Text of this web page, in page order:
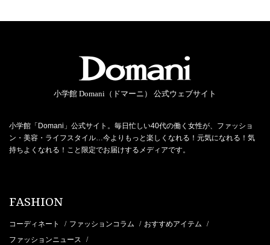
小学館 Domani（ドマーニ） 公式ウェブサイト
小学館「Domani」公式サイト。毎日忙しい40代の働く女性が、ファッショ
ン・美容・ライフスタイル…今よりもっと楽しくなれる！元気になれる！気
持ちよくなれる！こと限定でお届けするメディアです。
FASHION
コーディネート / ファッションコラム / おすすめアイテム /
ファッションニュース /